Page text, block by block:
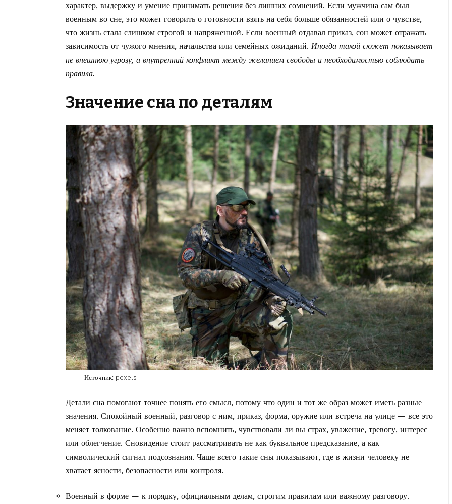
характер, выдержку и умение принимать решения без лишних сомнений. Если мужчина сам был
военным во сне, это может говорить о готовности взять на себя больше обязанностей или о чувстве,
что жизнь стала слишком строгой и напряженной. Если военный отдавал приказ, сон может отражать
зависимость от чужого мнения, начальства или семейных ожиданий. Иногда такой сюжет показывает
не внешнюю угрозу, а внутренний конфликт между желанием свободы и необходимостью соблюдать
правила.
Значение сна по деталям
Источник: pexels
Детали сна помогают точнее понять его смысл, потому что один и тот же образ может иметь разные
значения. Спокойный военный, разговор с ним, приказ, форма, оружие или встреча на улице — все это
меняет толкование. Особенно важно вспомнить, чувствовали ли вы страх, уважение, тревогу, интерес
или облегчение. Сновидение стоит рассматривать не как буквальное предсказание, а как
символический сигнал подсознания. Чаще всего такие сны показывают, где в жизни человеку не
хватает ясности, безопасности или контроля.
Военный в форме — к порядку, официальным делам, строгим правилам или важному разговору.